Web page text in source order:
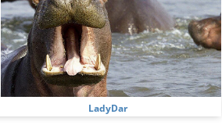
LadyDar